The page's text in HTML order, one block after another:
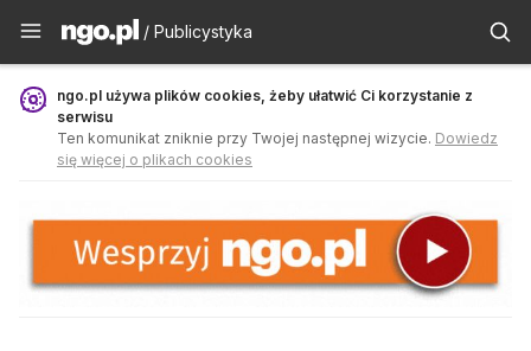
Publicystyka - ngo.pl
/ Publicystyka
ngo.pl używa plików cookies, żeby ułatwić Ci korzystanie z
serwisu
Ten komunikat zniknie przy Twojej następnej wizycie. Dowiedz
się więcej o plikach cookies